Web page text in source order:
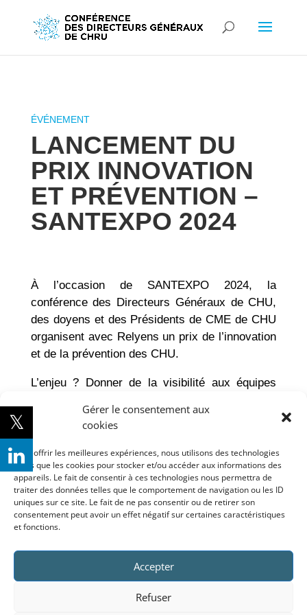
Gérer le consentement aux
cookies
Pour offrir les meilleures expériences, nous utilisons des technologies
telles que les cookies pour stocker et/ou accéder aux informations des
appareils. Le fait de consentir à ces technologies nous permettra de
traiter des données telles que le comportement de navigation ou les ID
uniques sur ce site. Le fait de ne pas consentir ou de retirer son
consentement peut avoir un effet négatif sur certaines caractéristiques
et fonctions.
Accepter
Refuser
LANCEMENT DU
PRIX INNOVATION
ET PRÉVENTION –
SANTEXPO 2024
À l’occasion de SANTEXPO 2024, la
conférence des Directeurs Généraux de CHU,
des doyens et des Présidents de CME de CHU
organisent avec Relyens un prix de l’innovation
et de la prévention des CHU.
L’enjeu ? Donner de la visibilité aux équipes
de prévention auprès des pouvoirs publics et
œuvre des projets initiés.
Si vous souhaitez candidater, vous pouvez
déposer votre projet entre le 5 février et le 10
avril 2024 pour une remise du prix au stand
CHU de SANTEXPO le 22 mai 2024.
Téléchargez ici le dossier de candidature à
transmettre au plus tard le 10 avril 2024 par e-